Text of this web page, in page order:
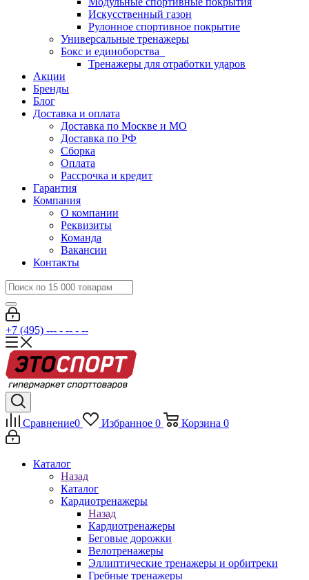
Искусственный газон
Рулонное спортивное покрытие
Универсальные тренажеры
Бокс и единоборства
Тренажеры для отработки ударов
Акции
Бренды
Блог
Доставка и оплата
Доставка по Москве и МО
Доставка по РФ
Сборка
Оплата
Рассрочка и кредит
Гарантия
Компания
О компании
Реквизиты
Команда
Вакансии
Контакты
+7 (495) --- - -- - --
Сравнение0 Избранное 0 Корзина 0
Каталог
Назад
Каталог
Кардиотренажеры
Назад
Кардиотренажеры
Беговые дорожки
Велотренажеры
Эллиптические тренажеры и орбитреки
Гребные тренажеры